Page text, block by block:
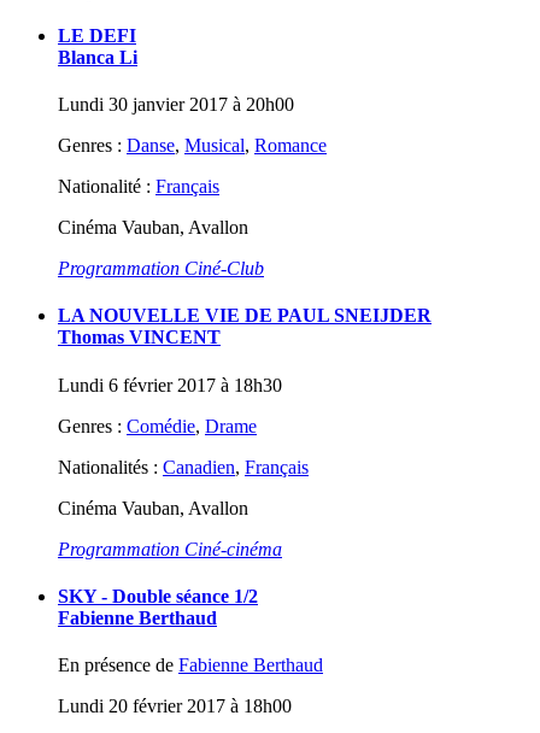
LE DEFI
Blanca Li
Lundi 30 janvier 2017 à 20h00
Genres : Danse, Musical, Romance
Nationalité : Français
Cinéma Vauban, Avallon
Programmation Ciné-Club
LA NOUVELLE VIE DE PAUL SNEIJDER
Thomas VINCENT
Lundi 6 février 2017 à 18h30
Genres : Comédie, Drame
Nationalités : Canadien, Français
Cinéma Vauban, Avallon
Programmation Ciné-cinéma
SKY - Double séance 1/2
Fabienne Berthaud
En présence de Fabienne Berthaud
Lundi 20 février 2017 à 18h00